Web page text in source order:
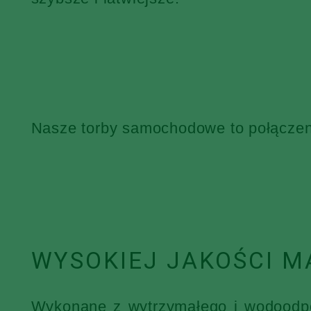
Nasze torby samochodowe to
WYSOKIEJ JAKOŚCI
Wykonane z wytrzymałego i